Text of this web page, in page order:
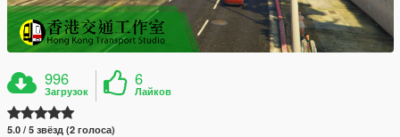
996
Загрузок
6
Лайков
5.0 / 5 звёзд (2 голоса)